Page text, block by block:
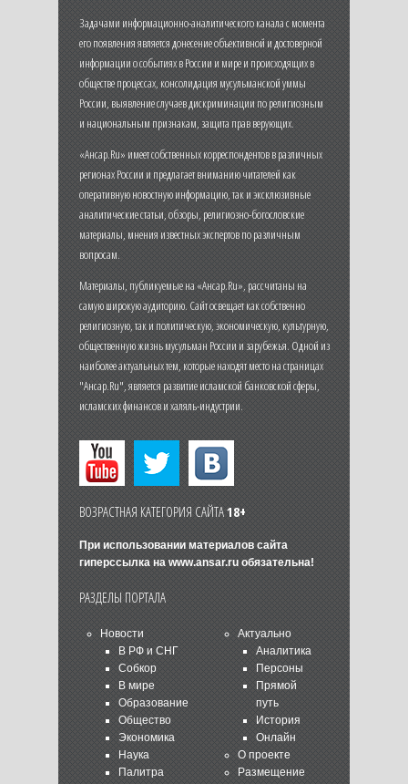
Задачами информационно-аналитического канала с момента
его появления является донесение объективной и достоверной
информации о событиях в России и мире и происходящих в
обществе процессах, консолидация мусульманской уммы
России, выявление случаев дискриминации по религиозным
и национальным признакам, защита прав верующих.
«Ансар.Ru» имеет собственных корреспондентов в различных
регионах России и предлагает вниманию читателей как
оперативную новостную информацию, так и эксклюзивные
аналитические статьи, обзоры, религиозно-богословские
материалы, мнения известных экспертов по различным
вопросам.
Материалы, публикуемые на «Ансар.Ru», рассчитаны на
самую широкую аудиторию. Сайт освещает как собственно
религиозную, так и политическую, экономическую, культурную,
общественную жизнь мусульман России и зарубежья. Одной из
наиболее актуальных тем, которые находят место на страницах
"Ансар.Ru", является развитие исламской банковской сферы,
исламских финансов и халяль-индустрии.
ВОЗРАСТНАЯ КАТЕГОРИЯ САЙТА18+
При использовании материалов сайта
гиперссылка на www.ansar.ruобязательна!
РАЗДЕЛЫ ПОРТАЛА
Новости
В РФ и СНГ
Собкор
В мире
Образование
Общество
Экономика
Наука
Палитра
Актуально
Аналитика
Персоны
Прямой
путь
История
Онлайн
О проекте
Размещение